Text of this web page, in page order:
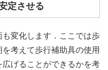
定させる
変化します．ここでは歩
考えて歩行補助具の使用
げることができるかを考